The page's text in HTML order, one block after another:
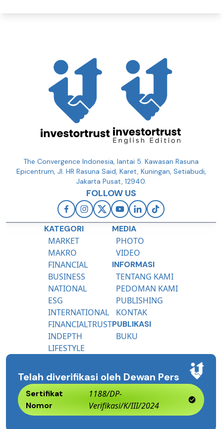
The Convergence Indonesia, lantai 5. Kawasan Rasuna
Epicentrum, Jl. HR Rasuna Said, Karet, Kuningan, Setiabudi,
Jakarta Pusat, 12940.
FOLLOW US
KATEGORI
MARKET
MAKRO
FINANCIAL
BUSINESS
NATIONAL
ESG
INTERNATIONAL
FINANCIALTRUST
INDEPTH
LIFESTYLE
MEDIA
PHOTO
VIDEO
INFORMASI
TENTANG KAMI
PEDOMAN KAMI
PUBLISHING
KONTAK
PUBLIKASI
BUKU
Telah diverifikasi oleh Dewan Pers
Sertifikat
Nomor
1188/DP-
Verifikasi/K/III/2024